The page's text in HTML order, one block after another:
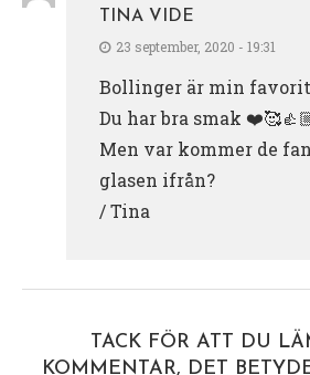
TINA VIDE
23 september, 2020 - 19:31
Bollinger är min favorit
Du har bra smak
Men var kommer de
glasen ifrån?
/ Tina
TACK FÖR ATT DU
KOMMENTAR, DET